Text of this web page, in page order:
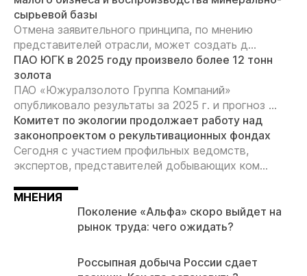
сырьевой базы
Отмена заявительного принципа, по мнению
представителей отрасли, может создать д...
ПАО ЮГК в 2025 году произвело более 12 тонн
золота
ПАО «Южуралзолото Группа Компаний»
опубликовало результаты за 2025 г. и прогноз ...
Комитет по экологии продолжает работу над
законопроектом о рекультивационных фондах
Сегодня с участием профильных ведомств,
экспертов, представителей добывающих ком...
МНЕНИЯ
Поколение «Альфа» скоро выйдет на
рынок труда: чего ожидать?
Россыпная добыча России сдает